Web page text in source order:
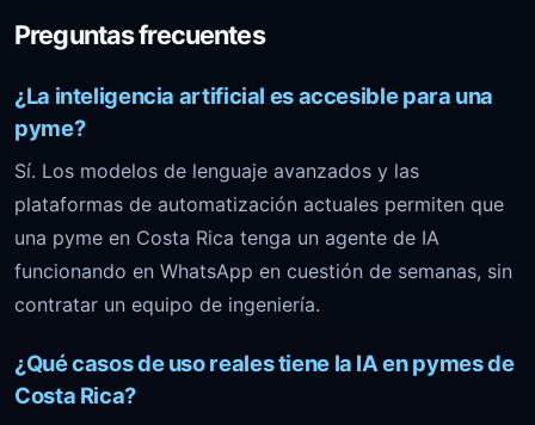
Preguntas frecuentes
¿La inteligencia artificial es accesible para una
pyme?
Sí. Los modelos de lenguaje avanzados y las
plataformas de automatización actuales permiten que
una pyme en Costa Rica tenga un agente de IA
funcionando en WhatsApp en cuestión de semanas, sin
contratar un equipo de ingeniería.
¿Qué casos de uso reales tiene la IA en pymes de
Costa Rica?